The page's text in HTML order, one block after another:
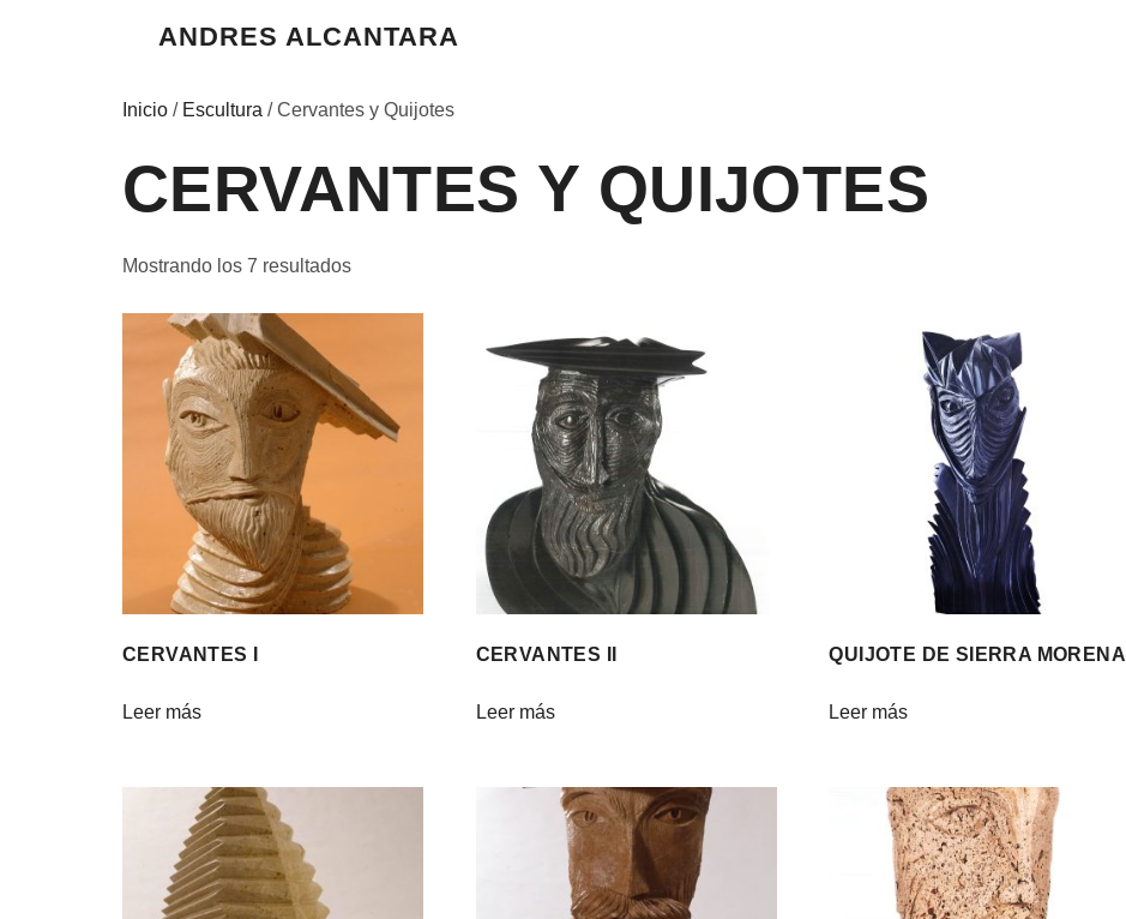
ANDRES ALCANTARA
Inicio / Escultura / Cervantes y Quijotes
CERVANTES Y QUIJOTES
Mostrando los 7 resultados
CERVANTES I
Leer más
CERVANTES II
Leer más
QUIJOTE DE SIERRA MORENA
Leer más